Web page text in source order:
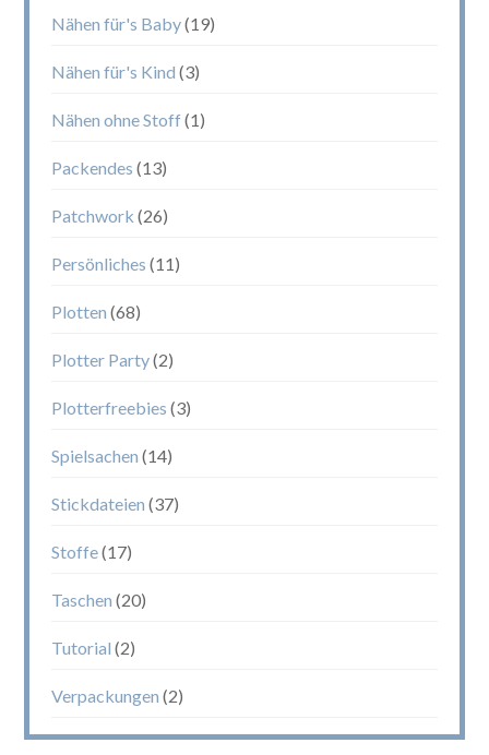
Nähen für's Baby(19)
Nähen für's Kind (3)
Nähen ohne Stoff (1)
Packendes (13)
Patchwork (26)
Persönliches (11)
Plotten (68)
Plotter Party(2)
Plotterfreebies (3)
Spielsachen (14)
Stickdateien (37)
Stoffe(17)
Taschen (20)
Tutorial (2)
Verpackungen (2)